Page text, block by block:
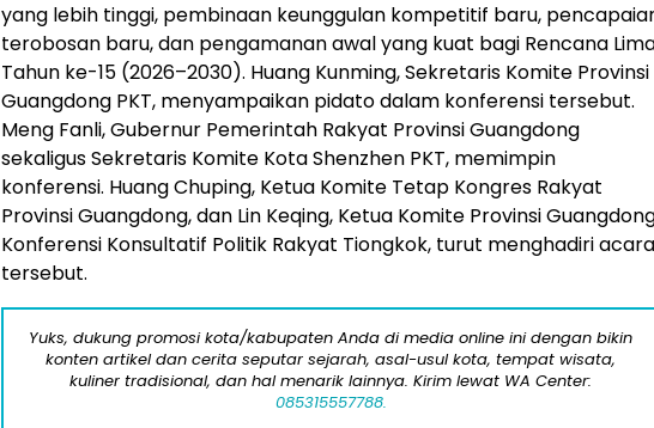
yang lebih tinggi, pembinaan keunggulan kompetitif baru,
terobosan baru, dan pengamanan awal yang kuat bagi Rencana
Tahun ke-15 (2026–2030). Huang Kunming, Sekretaris Komite Provinsi
Guangdong PKT, menyampaikan pidato dalam konferensi tersebut.
Meng Fanli, Gubernur Pemerintah Rakyat Provinsi Guangdong
sekaligus Sekretaris Komite Kota Shenzhen PKT, memimpin
konferensi. Huang Chuping, Ketua Komite Tetap Kongres Rakyat
Provinsi Guangdong, dan Lin Keqing, Ketua Komite Provinsi
Konferensi Konsultatif Politik Rakyat Tiongkok, turut menghadiri acara
tersebut.
Yuks, dukung promosi kota/kabupaten Anda di media online ini dengan bikin
konten artikel dan cerita seputar sejarah, asal-usul kota, tempat wisata,
kuliner tradisional, dan hal menarik lainnya. Kirim lewat WA Center:
085315557788.